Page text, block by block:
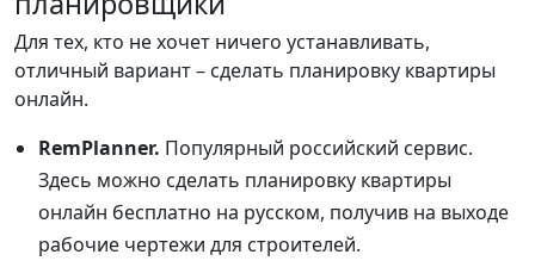
Для тех, кто не хочет ничего устанавливать,
отличный вариант – сделать планировку квартиры
онлайн.
RemPlanner. Популярный российский сервис.
Здесь можно сделать планировку квартиры
онлайн бесплатно на русском, получив на выходе
рабочие чертежи для строителей.